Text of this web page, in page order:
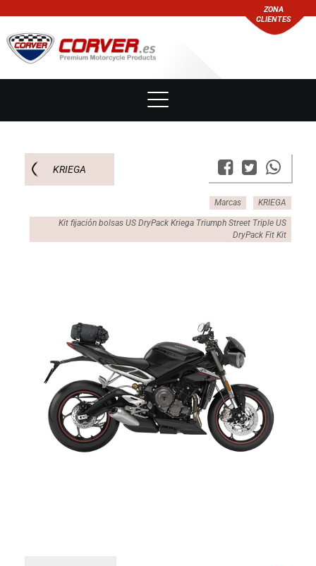
ZONA
CLIENTES
KRIEGA
Marcas KRIEGA
Kit fijación bolsas US DryPack Kriega Triumph Street Triple US
DryPack Fit Kit